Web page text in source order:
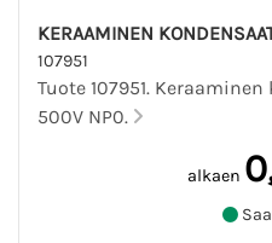
KERAAMINEN
107951
Tuote 107951.
500V NP0.
alkaen